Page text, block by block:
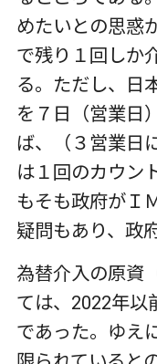
めたいとの思惑
で残り１回しか
る。ただし、日
を７日（営業日
ば、（３営業日
は１回のカウン
もそも政府がＩ
疑問もあり、政
為替介入の原資
ては、2022年以
であった。ゆえ